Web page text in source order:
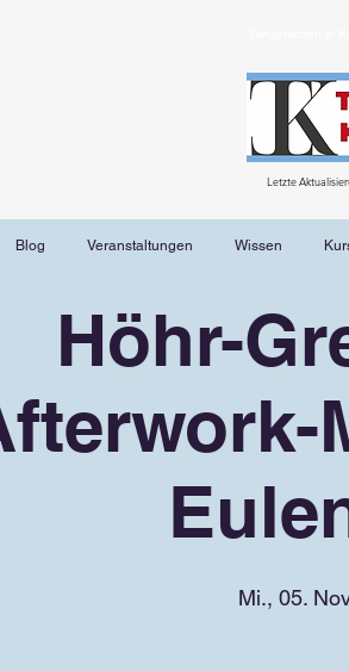
Letzte
Blog Veranstaltungen Wissen
Höhr-
Mi., 05.